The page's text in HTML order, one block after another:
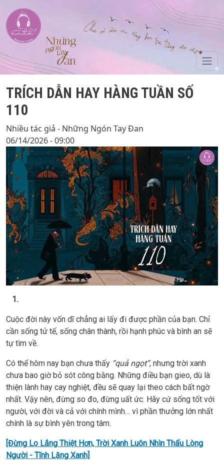
Skip to main content
TRÍCH DẪN HAY HÀNG TUẦN SỐ
110
Nhiều tác giả - Những Ngón Tay Đan
06/14/2026 - 09:00
1.
Cuộc đời này vốn dĩ chẳng ai lấy đi được phần của bạn. Chỉ
cần sống tử tế, sống chân thành, rồi hạnh phúc và bình an sẽ
tự tìm về.
Có thể hôm nay bạn chưa thấy “quả ngọt”, nhưng trời xanh
chưa bao giờ bỏ sót công bằng. Những điều bạn gieo, dù là
thiện lành hay cay nghiệt, đều sẽ quay lại theo cách bất ngờ
nhất. Vậy nên, đừng so đo, đừng uất ức. Hãy cứ sống tốt với
người, với đời và cả với chính mình… vì phần thưởng lớn nhất
chính là sự bình yên trong tâm.
[Đừng Lo Lắng Thiệt Hơn, Trời Xanh Luôn Nhìn Thấu Lòng
Người - Tĩnh Lặng Xanh]